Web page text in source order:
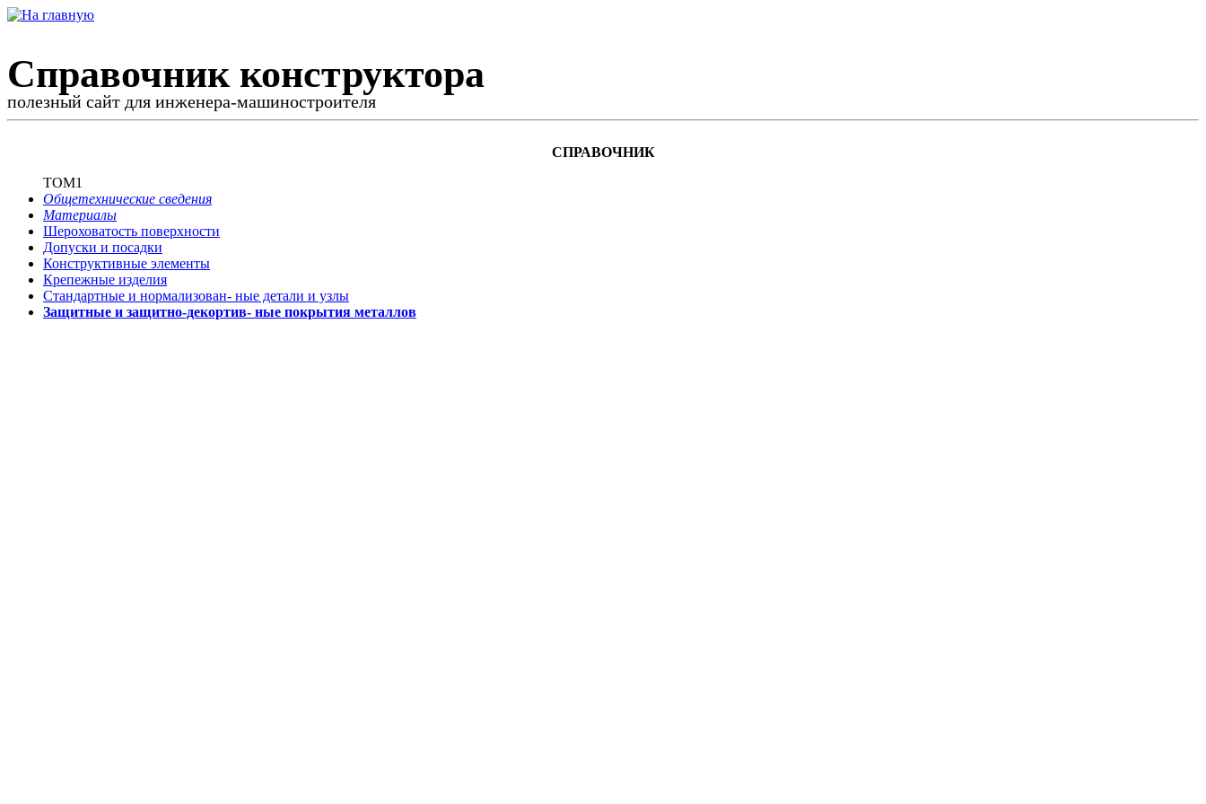
Справочник конструктора
полезный сайт для инженера-машиностроителя
СПРАВОЧНИК
ТОМ1
Общетехнические сведения
Материалы
Шероховатость поверхности
Допуски и посадки
Конструктивные элементы
Крепежные изделия
Стандартные и нормализован- ные детали и узлы
Защитные и защитно-декортив- ные покрытия металлов